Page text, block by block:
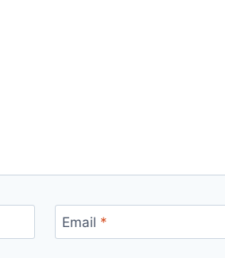
Email *